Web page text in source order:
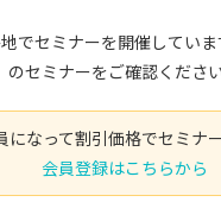
でセミナーを開催してい
のセミナーをご確認ください
になって割引価格でセミナ
会員登録はこちらから